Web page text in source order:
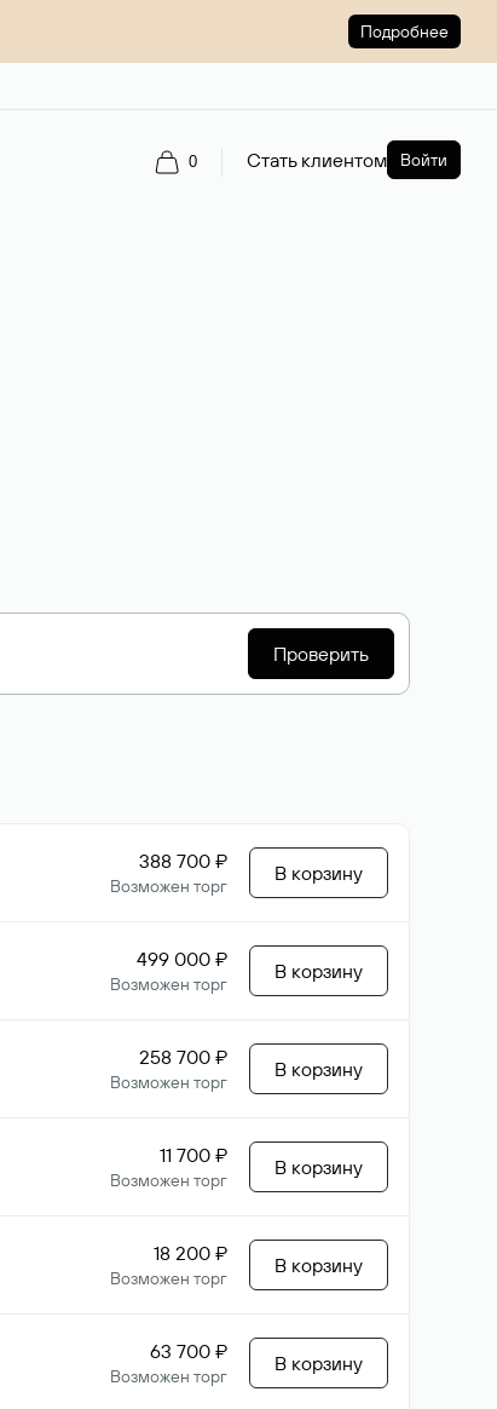
Подробнее
0 Стать клиентом Войти
Проверить
388 700 ₽
Возможен торг
В корзину
499 000 ₽
Возможен торг
В корзину
258 700 ₽
Возможен торг
В корзину
11 700 ₽
Возможен торг
В корзину
18 200 ₽
Возможен торг
В корзину
63 700 ₽
Возможен торг
В корзину